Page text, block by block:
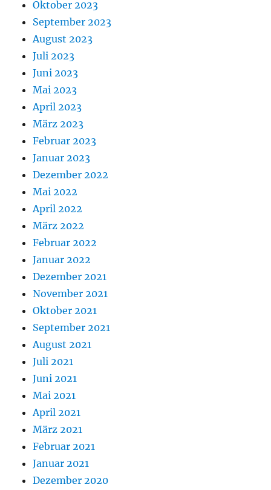
Oktober 2023
September 2023
August 2023
Juli 2023
Juni 2023
Mai 2023
April 2023
März 2023
Februar 2023
Januar 2023
Dezember 2022
Mai 2022
April 2022
März 2022
Februar 2022
Januar 2022
Dezember 2021
November 2021
Oktober 2021
September 2021
August 2021
Juli 2021
Juni 2021
Mai 2021
April 2021
März 2021
Februar 2021
Januar 2021
Dezember 2020